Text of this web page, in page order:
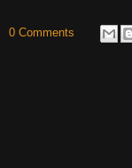
0 Comments